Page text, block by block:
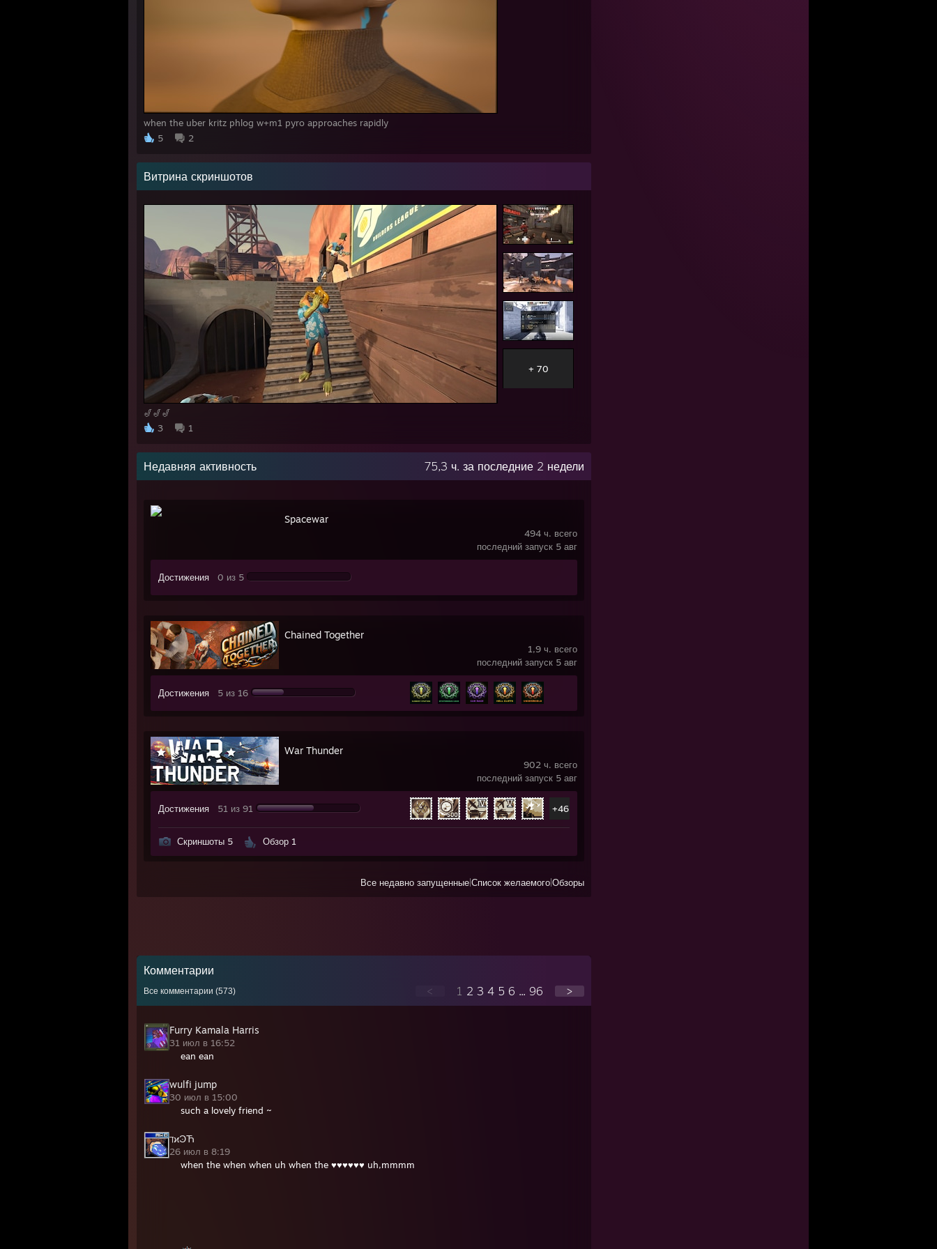
when the uber kritz phlog w+m1 pyro approaches rapidly
5
2
Витрина скриншотов
🎷🎷🎷
3
1
+ 70
Недавняя активность 75,3 ч. за последние 2 недели
494 ч. всего
последний запуск 5 авг
Spacewar
Достижения 0 из 5
1,9 ч. всего
последний запуск 5 авг
Chained Together
Достижения 5 из 16
902 ч. всего
последний запуск 5 авг
War Thunder
Достижения 51 из 91 +46
Скриншоты 5 Обзор 1
Все недавно запущенныеСписок желаемогоОбзоры
Комментарии
Все комментарии (573) < 1 2 3 4 5 6 ... 96 >
Furry Kamala Harris
31 июл в 16:52
ean ean
wulfi jump
30 июл в 15:00
such a lovely friend ~
ℸϰϿЋ
26 июл в 8:19
when the when when uh when the ♥♥♥♥♥♥ uh,mmmm